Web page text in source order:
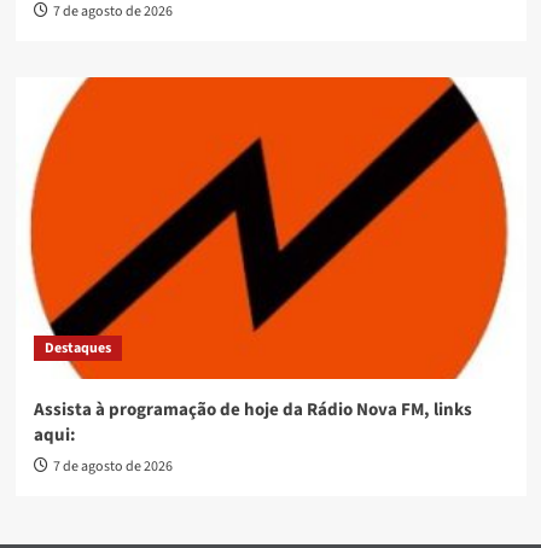
7 de agosto de 2026
Destaques
Assista à programação de hoje da Rádio Nova FM, links
aqui:
7 de agosto de 2026